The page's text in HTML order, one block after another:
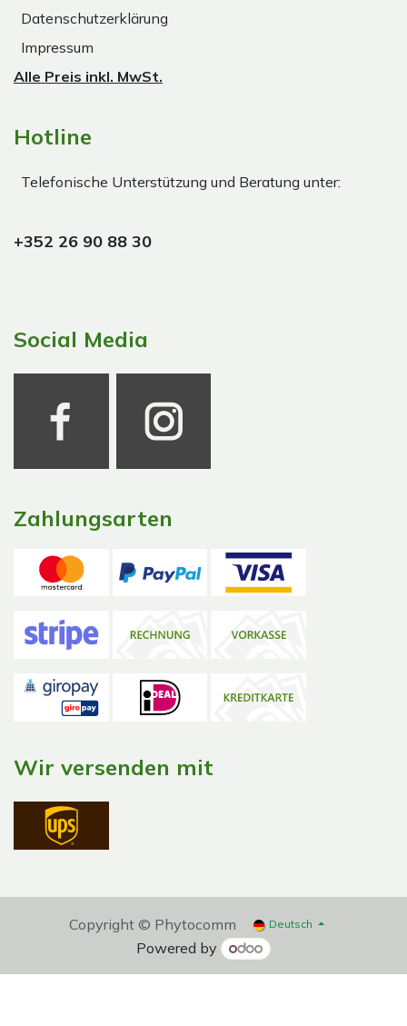
Datenschutzerklärung
Impressum
Alle Preis inkl. MwSt.
Hotline
Telefonische Unterstützung und Beratung unter:
+352 26 90 88 30
Social Media
Zahlungsarten
Wir versenden mit
Copyright © Phytocomm Deutsch
Powered by